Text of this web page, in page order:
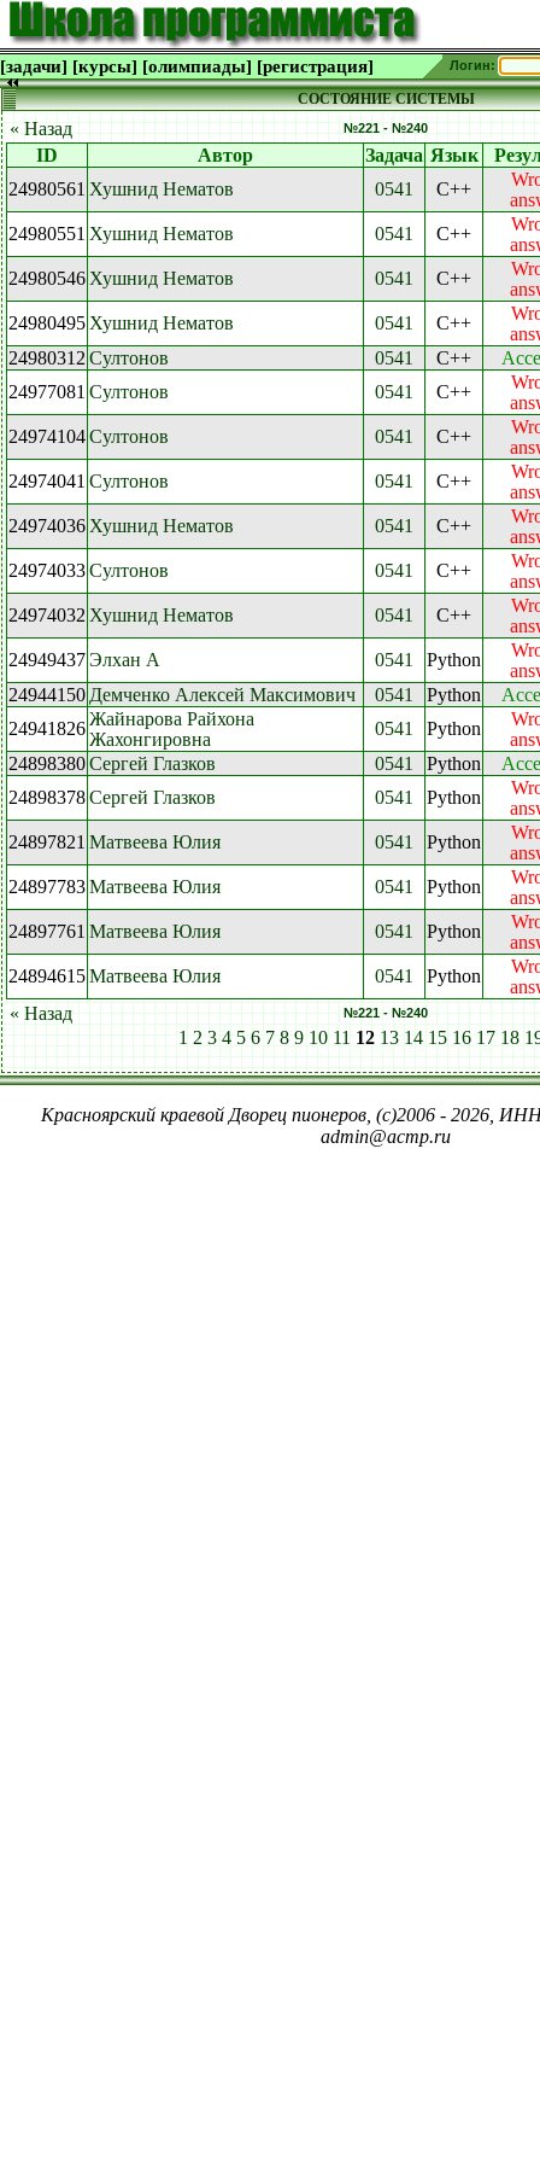
[задачи] [курсы] [олимпиады] [регистрация] Логин:
СОСТОЯНИЕ СИСТЕМЫ
« Назад №221 - №240
ID Автор Задача Язык
24980561 Хушнид Нематов 0541 C++
24980551 Хушнид Нематов 0541 C++
24980546 Хушнид Нематов 0541 C++
24980495 Хушнид Нематов 0541 C++
24980312 Султонов 0541 C++
24977081 Султонов 0541 C++
24974104Султонов 0541 C++
24974041 Султонов 0541 C++
24974036 Хушнид Нематов 0541 C++
24974033Султонов 0541 C++
24974032 Хушнид Нематов 0541 C++
24949437Элхан А 0541 Python
24944150 Демченко Алексей Максимович 0541 Python
24941826Жайнарова Райхона
Жахонгировна
0541 Python
24898380Сергей Глазков 0541 Python
24898378Сергей Глазков 0541 Python
24897821 Матвеева Юлия 0541 Python
24897783Матвеева Юлия 0541 Python
24897761 Матвеева Юлия 0541 Python
24894615Матвеева Юлия 0541 Python
« Назад
№221 - №240
1 2 3 4 5 6 7 8 9 10 11 12 13 14 15 16 17 18
Красноярский краевой Дворец пионеров, (c)2006 - 2026,
admin@acmp.ru